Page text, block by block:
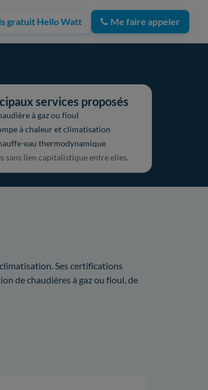
gratuit Hello Watt Me faire appeler
services proposés
à gaz ou fioul
à chaleur et climatisation
eau thermodynamique
lien capitalistique entre elles.
Ses certifications
de chaudières à gaz ou fioul, de